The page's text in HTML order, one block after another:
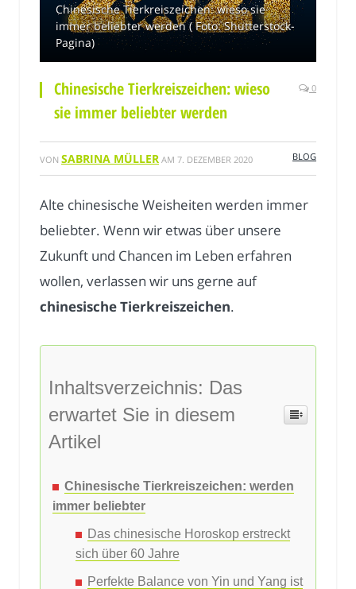
Chinesische Tierkreiszeichen: wieso sie
immer beliebter werden ( Foto: Shutterstock-
Pagina)
Chinesische Tierkreiszeichen: wieso
sie immer beliebter werden
0
VON SABRINA MÜLLER AM 7. DEZEMBER 2020 BLOG
Alte chinesische Weisheiten werden immer
beliebter. Wenn wir etwas über unsere
Zukunft und Chancen im Leben erfahren
wollen, verlassen wir uns gerne auf
chinesische Tierkreiszeichen.
Inhaltsverzeichnis: Das
erwartet Sie in diesem
Artikel
Chinesische Tierkreiszeichen: werden
immer beliebter
Das chinesische Horoskop erstreckt
sich über 60 Jahre
Perfekte Balance von Yin und Yang ist